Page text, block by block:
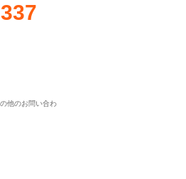
他のお問い合わ